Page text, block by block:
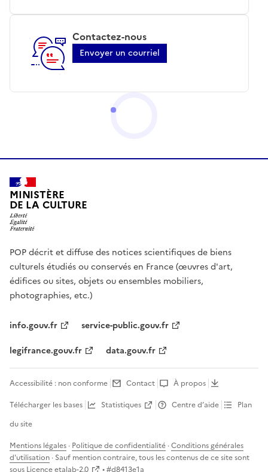
Contactez-nous
Envoyer un courriel
MINISTÈRE
DE LA CULTURE
POP décrit et diffuse des notices scientifiques de biens
culturels étudiés ou conservés en France (œuvres d'art,
édifices ou sites, objets ou ensembles mobiliers,
photographies, etc.)
info.gouv.fr
service-public.gouv.fr
legifrance.gouv.fr
data.gouv.fr
Accessibilité : non conforme Contact
À propos
Télécharger les bases
Statistiques Centre d’aide
Plan
du site
Mentions légales · Politique de confidentialité ·Conditions générales
d'utilisation · Sauf mention contraire, tous les contenus de ce site sont
sous Licence etalab-2.0 • #d8413e1a